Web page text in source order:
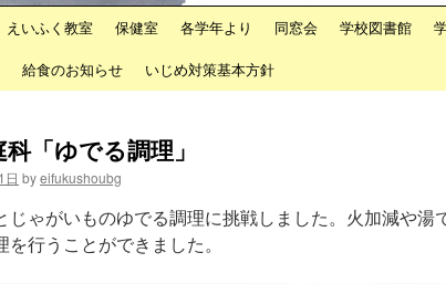
えいふく教室 保健室 各学年より 同窓会 学校図書館
給食のお知らせ いじめ対策基本方針
「ゆでる調理」
日 byeifukushoubg
ゃがいものゆでる調理に挑戦しました。火加減や湯
行うことができました。